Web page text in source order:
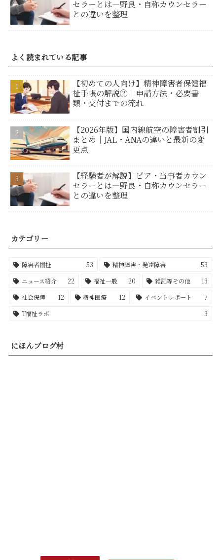
セラーとは―野良・自称カウンセラー
との違いを整理
よく読まれている記事
【初めての人向け】精神障害者保健福
祉手帳の解説②｜申請方法・必要書
類・交付までの流れ
【2026年版】国内線航空の障害者割引
まとめ｜JAL・ANAの違いと最新の変
更点
【経験者が解説】ピア・当事者カウン
セラーとは―野良・自称カウンセラー
との違いを整理
カテゴリー
障害者福祉 53 精神障害・発達障害
53
ニュース紹介
22 福祉一般 20 雑記等その他
13
社会保障
12 精神医療 12 イベントレポート
7
T福祉ラボ
3
にほんブログ村